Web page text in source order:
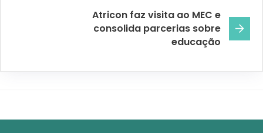
Atricon faz visita ao MEC e
consolida parcerias sobre
educação